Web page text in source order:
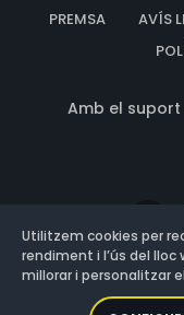
PREMSA
AVÍS
Amb el
Utilitzem cookies per
rendiment i l’ús del
millorar i personalitzar